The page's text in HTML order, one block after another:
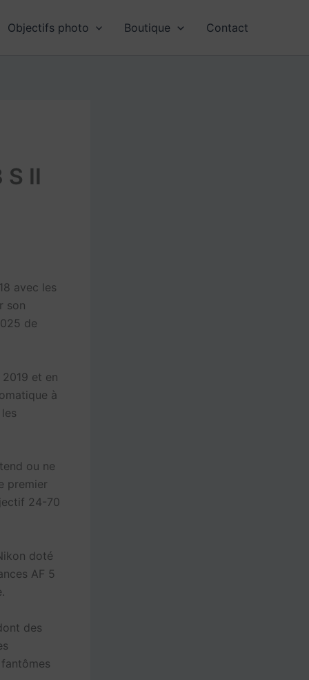
Objectifs photo Boutique Contact
II
avec les
son
de
et en
à
ou ne
premier
24-70
doté
AF 5
des